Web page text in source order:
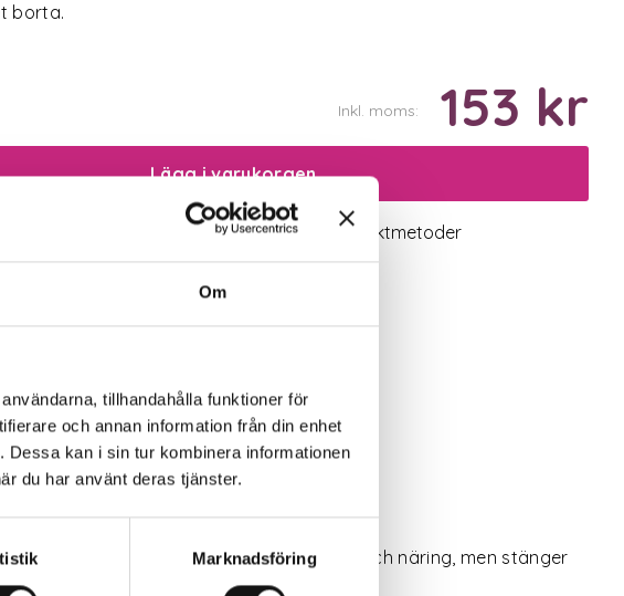
Om
tillhandahålla funktioner för
och annan information från din enhet
kan i sin tur kombinera informationen
du har använt deras tjänster.
Marknadsföring
borta.
Inkl. moms: 153 kr
Lägg i varukorgen
Ekologiskt utbud Valbara fraktmetoder
duk som släpper igenom luft, vatten och näring, men stänger